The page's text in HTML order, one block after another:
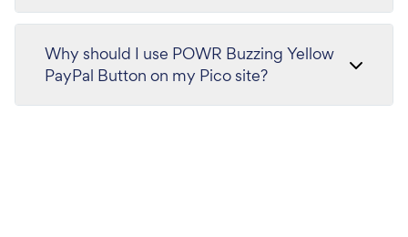
Why should I use POWR Buzzing Yellow
PayPal Button on my Pico site?